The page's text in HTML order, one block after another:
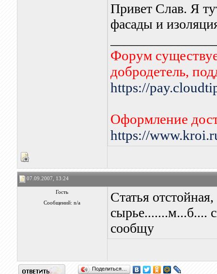
Привет Слав. Я
фасады и
Форум
добродетель,
https://
Оформление
https://
07.09.2007, 13:24
Гость
Сообщений: n/a
Статья
сырье.......м...б....
сообщу
Поделиться…